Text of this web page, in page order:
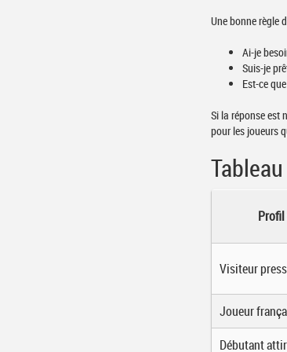
Une bonne règle
Ai-je
Suis-je
Est-ce
Si la réponse est
pour les joueurs
Visiteur
Joueur
Débutant